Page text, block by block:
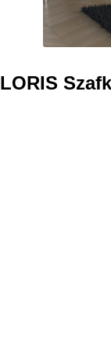
LORIS